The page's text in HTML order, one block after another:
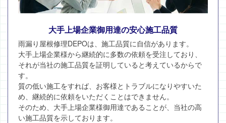
大手上場企業御用達の安心施工品質
雨漏り屋根修理DEPOは、施工品質に自信があります。
大手上場企業様から継続的に多数の依頼を受注しており、
それが当社の施工品質を証明していると考えているからで
す。
質の低い施工をすれば、お客様とトラブルになりやすいた
め、継続的に依頼をいただくことはできません。
そのため、大手上場企業様御用達であることが、当社の高
い施工品質を示しております。